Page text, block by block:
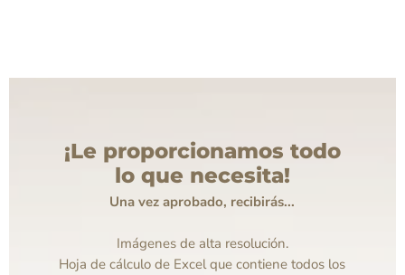
¡Le proporcionamos todo
lo que necesita!
Una vez aprobado, recibirás...
Imágenes de alta resolución.
Hoja de cálculo de Excel que contiene todos los